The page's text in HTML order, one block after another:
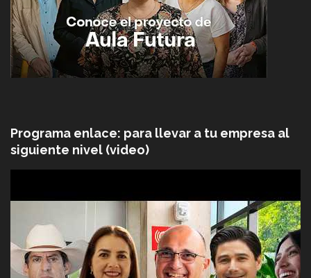
Programa enlace: para llevar a tu empresa al
siguiente nivel (video)